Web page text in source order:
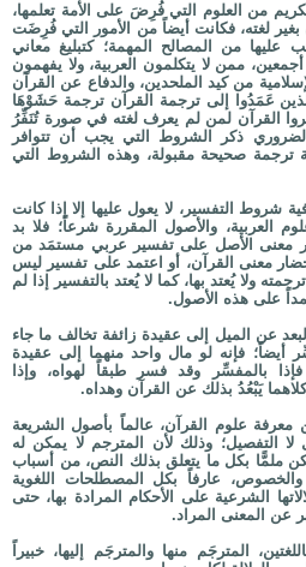
من العلوم التي فُرِضَ على الأمة تعلمها،
بغير لغته، فكانت أيضاً من الأمور التي فُرِضَت
عليها من المصالح المهمة؛ كتبليغ معاني
ممن لا يتكلمون العربية، ولا يفهمون
من كيد الملحدين، والدفاع عن القرآن
عَمَدُوا إلى ترجمة القرآن ترجمة حَشَوْهَا
القرآن لمن لم يعرف لغته في صورة تُنَفِّرُ
ذكر الشروط التي يجب أن تتوافر
ترجمة صحيحة مقبولة، وهذه الشروط التي
شروط التفسير، لا يعول عليها إلا إذا كانت
العربية، والأصول المقررة شرعاً؛ فلا بد
معنى الأصل على تفسير عربي مستمَد من
معنى القرآن، أو اعتمد على تفسير ليس
ولا يُعتد بها، كما لا يُعتد بالتفسير إذا لم
على هذه الأصول.
عن الميل إلى عقيدة زائفة تخالف ما جاء
فإنه لو مال واحد منهما إلى عقيدة
بالمفسِّر وقد فسر طبقاً لهواه، وإذا
يَبْعُدُ بذلك عن القرآن وهداه.
علوم القرآن، عالماً بأصول الشريعة
لا التفصيل؛ وذلك لأن المترجم لا يمكن له
ملمًّا بكل ما يتعلق بذلك النص، من أسباب
والخصوص، عارفاً بكل المصطلحات اللغوية
الشرعية على الأحكام المرادة بها، حتى
عن المعنى المراد.
المترجَم منها والمترجَم إليها، خبيراً